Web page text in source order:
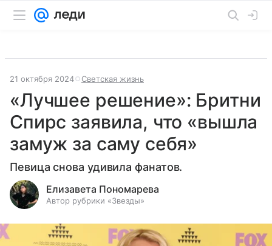
21 октября 2024 Светская жизнь
«Лучшее решение»: Бритни
Спирс заявила, что «вышла
замуж за саму себя»
Певица снова удивила фанатов.
Елизавета Пономарева
Автор рубрики «Звезды»